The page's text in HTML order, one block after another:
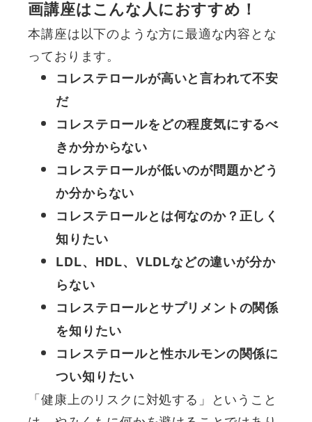
画講座はこんな人におすすめ！
本講座は以下のような方に最適な内容とな
っております。
コレステロールが高いと言われて不安
だ
コレステロールをどの程度気にするべ
きか分からない
コレステロールが低いのが問題かどう
か分からない
コレステロールとは何なのか？正しく
知りたい
LDL、HDL、VLDLなどの違いが分か
らない
コレステロールとサプリメントの関係
を知りたい
コレステロールと性ホルモンの関係に
つい知りたい
「健康上のリスクに対処する」ということ